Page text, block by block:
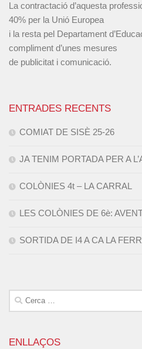
La contractació d’aquesta
40% per la Unió Europea
i la resta pel Departament
compliment d’unes mesures
de publicitat i comunicació.
ENTRADES RECENTS
COMIAT DE SISÈ 25-26
JA TENIM PORTADA PER A
COLÒNIES 4t – LA CARRAL
LES COLÒNIES DE 6è:
SORTIDA DE I4 A CA LA
Cerca:
ENLLAÇOS